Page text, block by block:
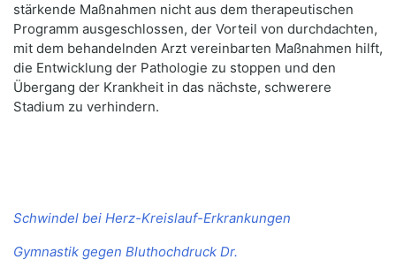
stärkende Maßnahmen nicht aus dem therapeutischen
Programm ausgeschlossen, der Vorteil von durchdachten,
mit dem behandelnden Arzt vereinbarten Maßnahmen hilft,
die Entwicklung der Pathologie zu stoppen und den
Übergang der Krankheit in das nächste, schwerere
Stadium zu verhindern.
Schwindel bei Herz-Kreislauf-Erkrankungen
Gymnastik gegen Bluthochdruck Dr.